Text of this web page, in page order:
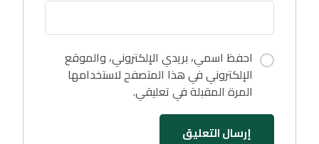
احفظ اسمي، بريدي الإلكتروني، والموقع
الإلكتروني في هذا المتصفح لاستخدامها
المرة المقبلة في تعليقي.
إرسال التعليق